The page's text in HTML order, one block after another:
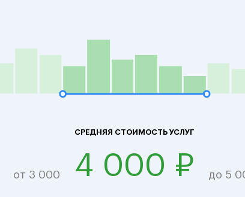
СРЕДНЯЯ СТОИМОСТЬ УСЛУГ
от 3 000 4 000 ₽ до 5